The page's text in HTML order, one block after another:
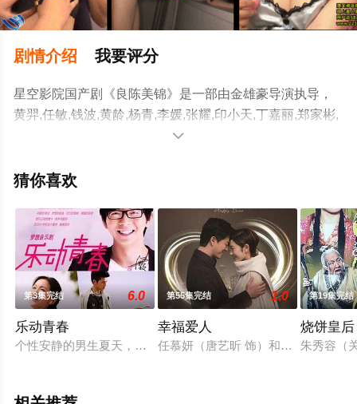
剧情介绍 我要评分
星空影院国产剧《良陈美锦》是一部由金雄豪导演执导，
黄羿,任敏,钱波,黄龄,杨青,李媛,张耀,印小天,丁嘉丽,郑家彬,
王思懿,吴刚,杨童舒,李菲儿,黄日莹,杨昆,董思成,左叶,此沙
36全集），手机免费观看高清未删减完整版电视剧全集就
或剧情网等平台了解。

猜你喜欢
第3集完结 6.0
乐动青春
个性安静的男生夏天，是一个乐团的键盘手，他一直喜欢乐团的
第55集完结 1.0
幸福爱人
任慕妍（唐艺昕 饰）和张瀚宇（陈
第19集完结
烧饼皇后
朱秀容（